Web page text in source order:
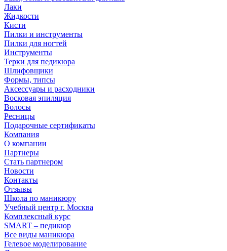
Лаки
Жидкости
Кисти
Пилки и инструменты
Пилки для ногтей
Инструменты
Терки для педикюра
Шлифовщики
Формы, типсы
Аксессуары и расходники
Восковая эпиляция
Волосы
Ресницы
Подарочные сертификаты
Компания
О компании
Партнеры
Стать партнером
Новости
Контакты
Отзывы
Школа по маникюру
Учебный центр г. Москва
Комплексный курс
SMART – педикюр
Все виды маникюра
Гелевое моделирование